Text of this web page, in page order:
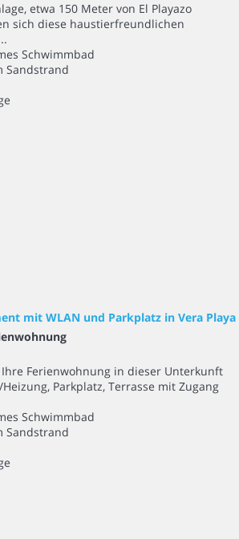
etwa 150 Meter von El Playazo
sich diese haustierfreundlichen
Schwimmbad
Sandstrand
mit WLAN und Parkplatz in Vera Playa
Ferienwohnung in dieser Unterkunft
Parkplatz, Terrasse mit Zugang
Schwimmbad
Sandstrand